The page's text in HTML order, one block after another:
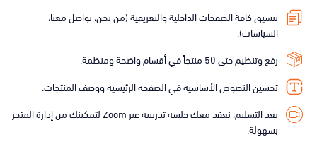
تنسيق كافة الصفحات الداخلية والتعريفية (من نحن، تواصل معنا،
السياسات).
رفع وتنظيم حتى 50 منتجاً في أقسام واضحة ومنظمة.
تحسين النصوص الأساسية في الصفحة الرئيسية ووصف المنتجات.
بعد التسليم، نعقد معك جلسة تدريبية عبر Zoom لتمكينك من إدارة المتجر
بسهولة.